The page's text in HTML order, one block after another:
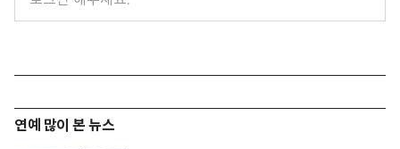
연예 많이 본 뉴스